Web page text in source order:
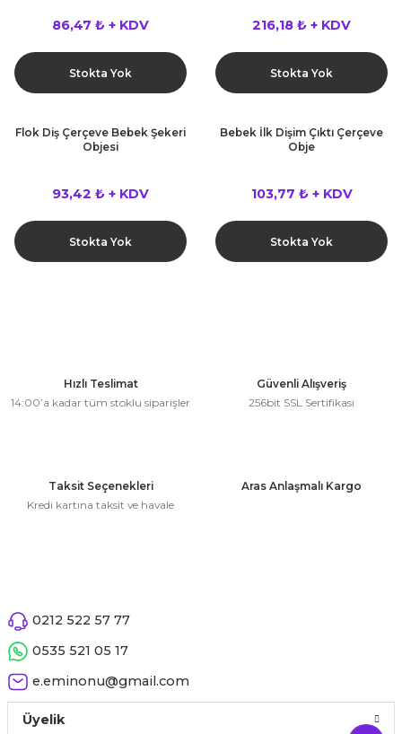
86,47 ₺ + KDV
Stokta Yok
216,18 ₺ + KDV
Stokta Yok
Flok Diş Çerçeve Bebek Şekeri
Objesi
93,42 ₺ + KDV
Stokta Yok
Bebek İlk Dişim Çıktı Çerçeve
Obje
103,77 ₺ + KDV
Stokta Yok
Hızlı Teslimat
14:00’a kadar tüm stoklu siparişler
Güvenli Alışveriş
256bit SSL Sertifikası
Taksit Seçenekleri
Kredi kartına taksit ve havale
Aras Anlaşmalı Kargo
0212 522 57 77
0535 521 05 17
e.eminonu@gmail.com
Üyelik